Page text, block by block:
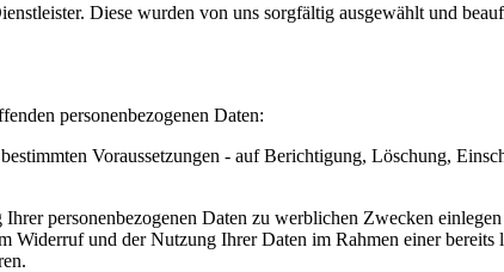
Diese wurden von uns sorgfältig ausgewählt und
personenbezogenen Daten:
Voraussetzungen - auf Berichtigung, Löschung,
personenbezogenen Daten zu werblichen Zwecken
Widerruf und der Nutzung Ihrer Daten im Rahmen einer